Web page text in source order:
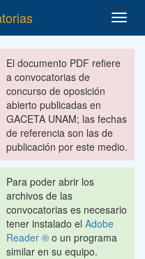
El documento PDF refiere
a convocatorias de
concurso de oposición
abierto publicadas en
GACETA UNAM; las fechas
de referencia son las de
publicación por este medio.
Para poder abrir los
archivos de las
convocatorias es necesario
tener instalado el Adobe
Reader ® o un programa
similar en su equipo.